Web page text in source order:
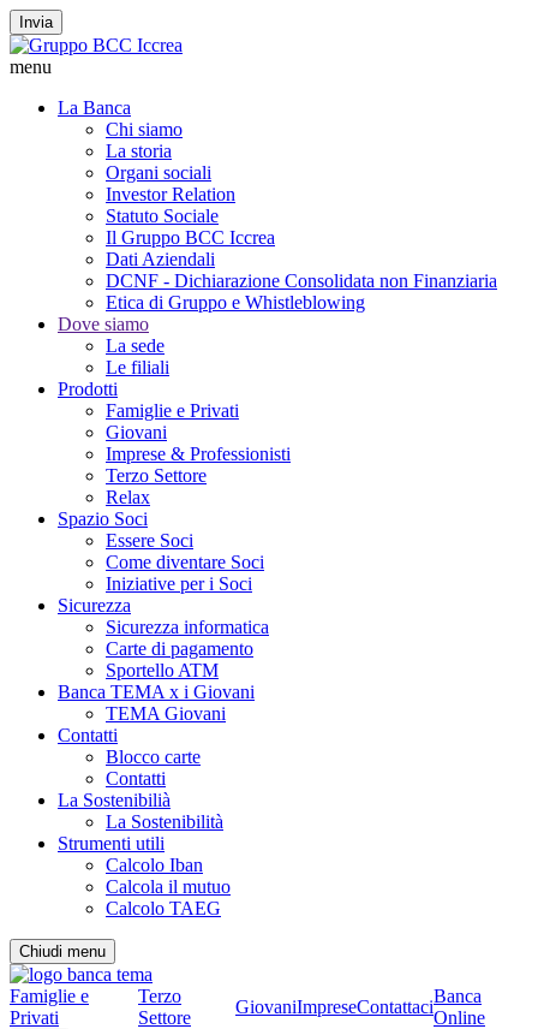
Invia
menu
La Banca
Chi siamo
La storia
Organi sociali
Investor Relation
Statuto Sociale
Il Gruppo BCC Iccrea
Dati Aziendali
DCNF - Dichiarazione Consolidata non Finanziaria
Etica di Gruppo e Whistleblowing
Dove siamo
La sede
Le filiali
Prodotti
Famiglie e Privati
Giovani
Imprese & Professionisti
Terzo Settore
Relax
Spazio Soci
Essere Soci
Come diventare Soci
Iniziative per i Soci
Sicurezza
Sicurezza informatica
Carte di pagamento
Sportello ATM
Banca TEMA x i Giovani
TEMA Giovani
Contatti
Blocco carte
Contatti
La Sostenibilià
La Sostenibilità
Strumenti utili
Calcolo Iban
Calcola il mutuo
Calcolo TAEG
Chiudi menu
Famiglie e
Privati
Terzo
Settore
GiovaniImpreseContattaci
Banca
Online